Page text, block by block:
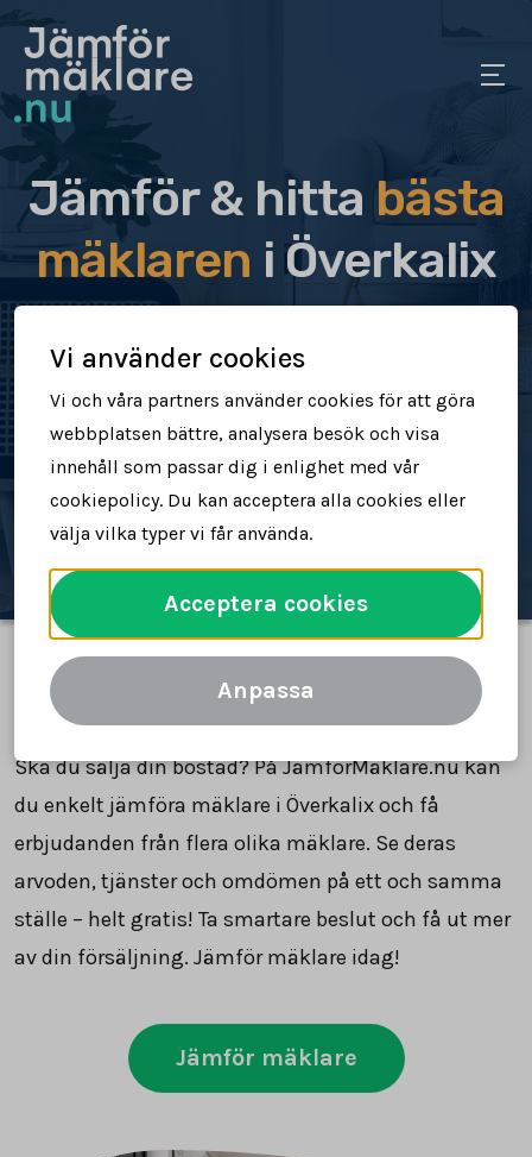
Jämför & hitta bästa
mäklaren i Överkalix
Sälj din bostad snabbt & tryggt
Få högre försäljningspris
Jämför mäklare
Jämför mäklare i Överkalix
Ska du sälja din bostad? På JämförMäklare.nu kan
du enkelt jämföra mäklare i Överkalix och få
erbjudanden från flera olika mäklare. Se deras
arvoden, tjänster och omdömen på ett och samma
ställe – helt gratis! Ta smartare beslut och få ut mer
av din försäljning. Jämför mäklare idag!
Jämför mäklare
Vi använder cookies
Vi och våra partners använder cookies för att göra
webbplatsen bättre, analysera besök och visa
innehåll som passar dig i enlighet med vår
cookiepolicy. Du kan acceptera alla cookies eller
välja vilka typer vi får använda.
Acceptera cookies
Anpassa